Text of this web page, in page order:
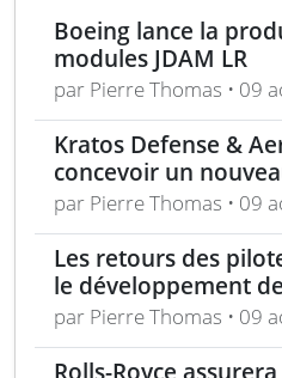
Boeing lance la
modules JDAM LR
par Pierre Thomas • 09
Kratos Defense &
concevoir un
les missiles FGM-
par Pierre Thomas • 09
Les retours des
le développement
d’assaut Cheyenne
par Pierre Thomas • 09